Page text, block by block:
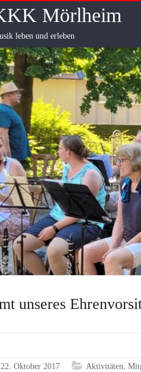
Mörlheim
leben und erleben
unseres
22. Oktober 2017 Aktivitäten,